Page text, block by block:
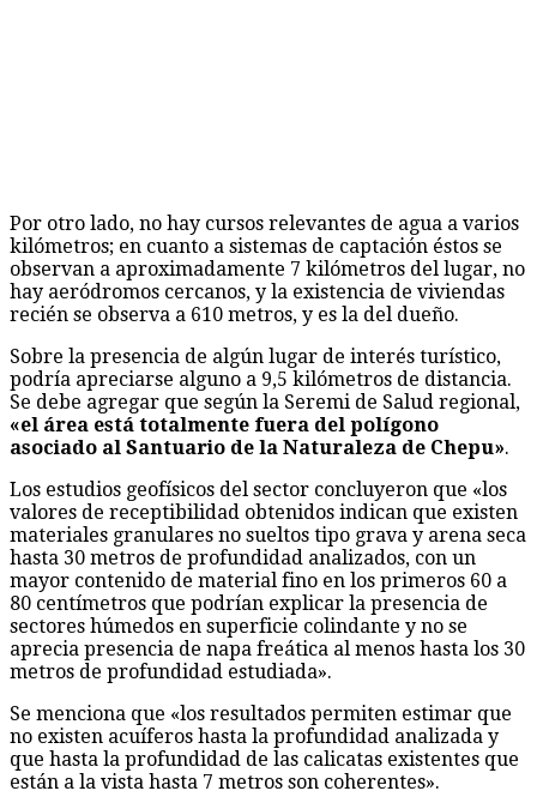
Por otro lado, no hay cursos relevantes de agua a varios
kilómetros; en cuanto a sistemas de captación éstos se
observan a aproximadamente 7 kilómetros del lugar, no
hay aeródromos cercanos, y la existencia de viviendas
recién se observa a 610 metros, y es la del dueño.
Sobre la presencia de algún lugar de interés turístico,
podría apreciarse alguno a 9,5 kilómetros de distancia.
Se debe agregar que según la Seremi de Salud regional,
«el área está totalmente fuera del polígono
asociado al Santuario de la Naturaleza de Chepu».
Los estudios geofísicos del sector concluyeron que «los
valores de receptibilidad obtenidos indican que existen
materiales granulares no sueltos tipo grava y arena seca
hasta 30 metros de profundidad analizados, con un
mayor contenido de material fino en los primeros 60 a
80 centímetros que podrían explicar la presencia de
sectores húmedos en superficie colindante y no se
aprecia presencia de napa freática al menos hasta los 30
metros de profundidad estudiada».
Se menciona que «los resultados permiten estimar que
no existen acuíferos hasta la profundidad analizada y
que hasta la profundidad de las calicatas existentes que
están a la vista hasta 7 metros son coherentes».